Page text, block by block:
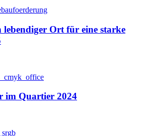
lebendiger Ort für eine starke
im Quartier 2024